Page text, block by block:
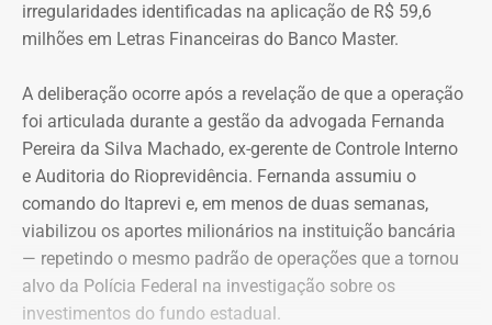
Declaração de bens de Alex Melim em 2026 — Foto:
Reprodução/Divulgacand
irregularidades identificadas na aplicação de R$ 59,6
milhões em Letras Financeiras do Banco Master.
A deliberação ocorre após a revelação de que a operação
foi articulada durante a gestão da advogada Fernanda
Pereira da Silva Machado, ex-gerente de Controle Interno
e Auditoria do Rioprevidência. Fernanda assumiu o
comando do Itaprevi e, em menos de duas semanas,
viabilizou os aportes milionários na instituição bancária
— repetindo o mesmo padrão de operações que a tornou
alvo da Polícia Federal na investigação sobre os
investimentos do fundo estadual.